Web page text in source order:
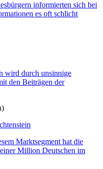
informierten sich bei
es oft schlicht
wird durch unsinnige
den Beiträgen der
Marktsegment hat die
Million Deutschen im